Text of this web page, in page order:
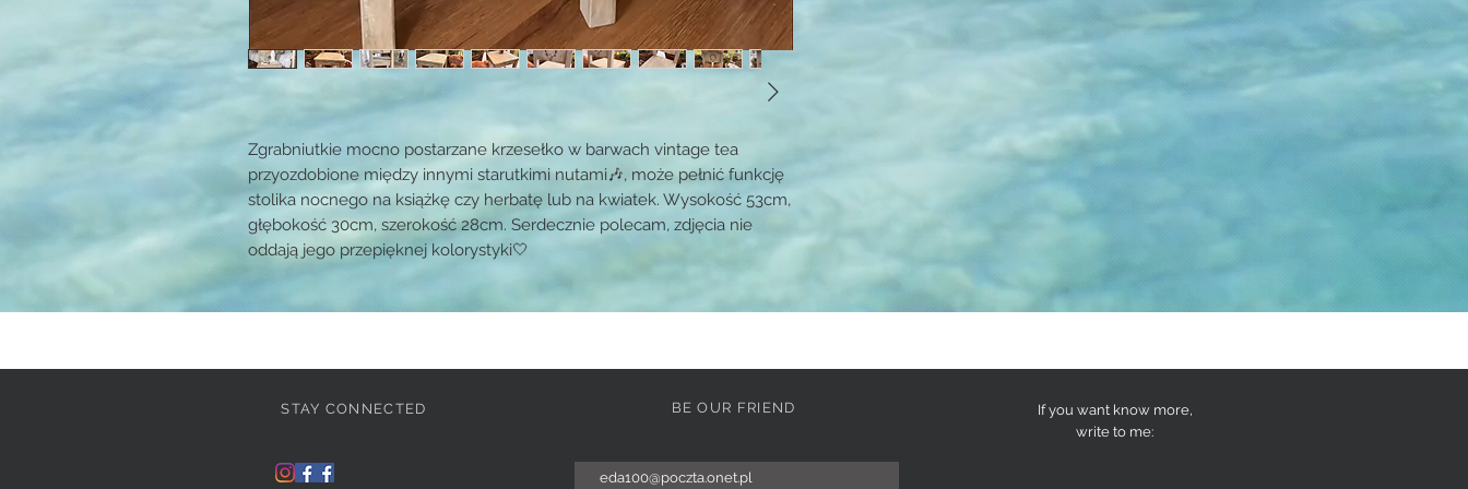
Zgrabniutkie mocno postarzane krzesełko w barwach vintage tea
przyozdobione między innymi starutkimi nutami🎶, może pełnić funkcję
stolika nocnego na książkę czy herbatę lub na kwiatek. Wysokość 53cm,
głębokość 30cm, szerokość 28cm. Serdecznie polecam, zdjęcia nie
oddają jego przepięknej kolorystyki🤍
STAY CONNECTED BE OUR FRIEND
If you want know more,
write to me: